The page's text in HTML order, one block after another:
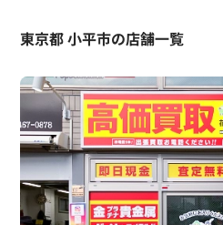
東京都 小平市の店舗一覧